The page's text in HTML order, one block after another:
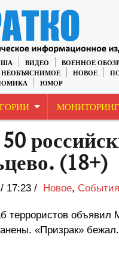
ВИДЕО ВОЕННОЕ
НЕОБЪЯСНИМОЕ НОВОЕ
ЮМОР
(18+)
17:23 / Новое, События
террористов объявил
«Призрак» бежал.